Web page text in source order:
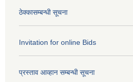
ठेक्कासम्बन्धी सूचना
Invitation for online Bids
प्रस्ताव आव्हान सम्बन्धी सूचना